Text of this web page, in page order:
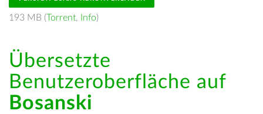
193 MB (Torrent, Info)
Übersetzte
Benutzeroberfläche auf
Bosanski